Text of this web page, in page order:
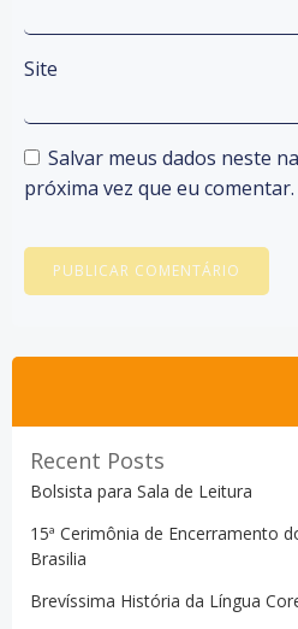
Site
Salvar meus dados neste
próxima vez que eu comentar.
Pesquisar
Recent Posts
Bolsista para Sala de Leitura
15ª Cerimônia de Encerramento
Brasilia
Brevíssima História da Língua